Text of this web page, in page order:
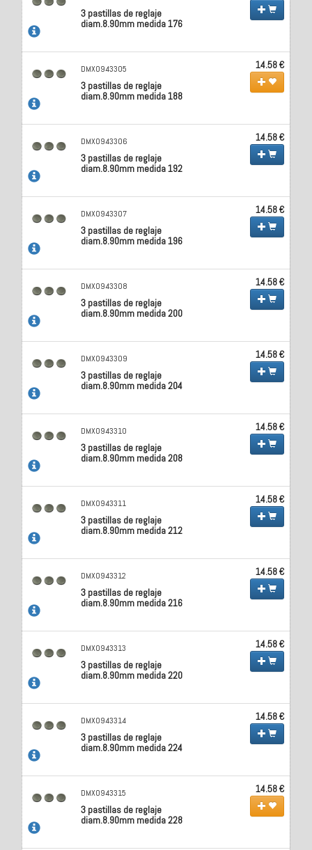
3 pastillas de reglaje
diam.8.90mm medida 176
DMX0943305
3 pastillas de reglaje
diam.8.90mm medida 188
14.58 €
DMX0943306
3 pastillas de reglaje
diam.8.90mm medida 192
14.58 €
DMX0943307
3 pastillas de reglaje
diam.8.90mm medida 196
14.58 €
DMX0943308
3 pastillas de reglaje
diam.8.90mm medida 200
14.58 €
DMX0943309
3 pastillas de reglaje
diam.8.90mm medida 204
14.58 €
DMX0943310
3 pastillas de reglaje
diam.8.90mm medida 208
14.58 €
DMX0943311
3 pastillas de reglaje
diam.8.90mm medida 212
14.58 €
DMX0943312
3 pastillas de reglaje
diam.8.90mm medida 216
14.58 €
DMX0943313
3 pastillas de reglaje
diam.8.90mm medida 220
14.58 €
DMX0943314
3 pastillas de reglaje
diam.8.90mm medida 224
14.58 €
DMX0943315
3 pastillas de reglaje
diam.8.90mm medida 228
14.58 €